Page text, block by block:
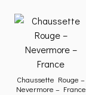
Chaussette Rouge –
Nevermore – France